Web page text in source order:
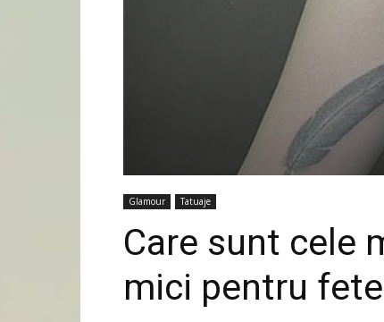
Glamour Tatuaje
Care sunt cele
mici pentru